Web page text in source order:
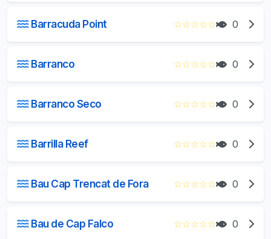
Barracuda Point ☆☆☆☆☆ 0
Barranco ☆☆☆☆☆ 0
Barranco Seco ☆☆☆☆☆ 0
Barrilla Reef ☆☆☆☆☆ 0
Bau Cap Trencat de Fora ☆☆☆☆☆ 0
Bau de Cap Falco ☆☆☆☆☆ 0